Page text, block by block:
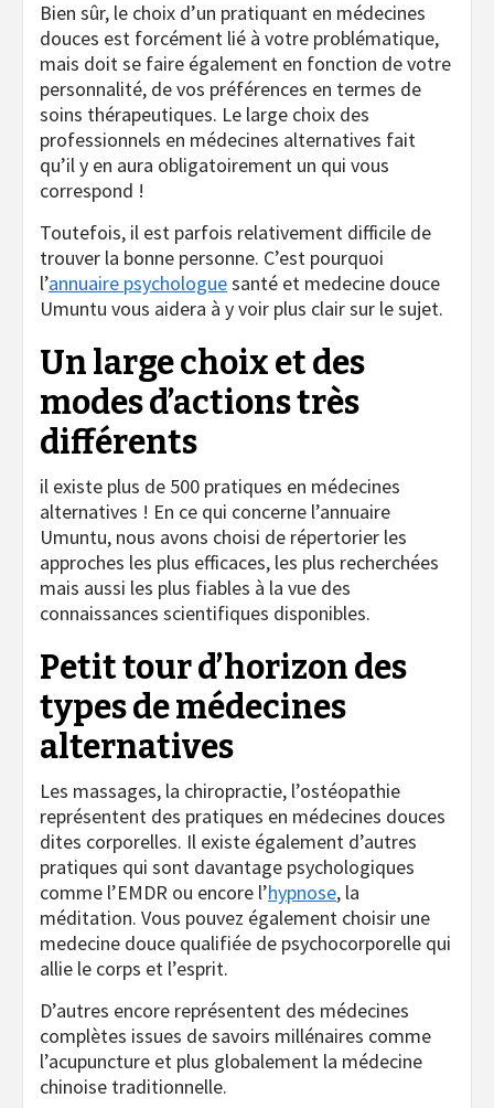
Bien sûr, le choix d’un pratiquant en médecines
douces est forcément lié à votre problématique,
mais doit se faire également en fonction de votre
personnalité, de vos préférences en termes de
soins thérapeutiques. Le large choix des
professionnels en médecines alternatives fait
qu’il y en aura obligatoirement un qui vous
correspond !
Toutefois, il est parfois relativement difficile de
trouver la bonne personne. C’est pourquoi
l’annuaire psychologuesanté et medecine douce
Umuntu vous aidera à y voir plus clair sur le sujet.
Un large choix et des
modes d’actions très
différents
il existe plus de 500 pratiques en médecines
alternatives ! En ce qui concerne l’annuaire
Umuntu, nous avons choisi de répertorier les
approches les plus efficaces, les plus recherchées
mais aussi les plus fiables à la vue des
connaissances scientifiques disponibles.
Petit tour d’horizon des
types de médecines
alternatives
Les massages, la chiropractie, l’ostéopathie
représentent des pratiques en médecines douces
dites corporelles. Il existe également d’autres
pratiques qui sont davantage psychologiques
comme l’EMDR ou encore l’hypnose, la
méditation. Vous pouvez également choisir une
medecine douce qualifiée de psychocorporelle qui
allie le corps et l’esprit.
D’autres encore représentent des médecines
complètes issues de savoirs millénaires comme
l’acupuncture et plus globalement la médecine
chinoise traditionnelle.